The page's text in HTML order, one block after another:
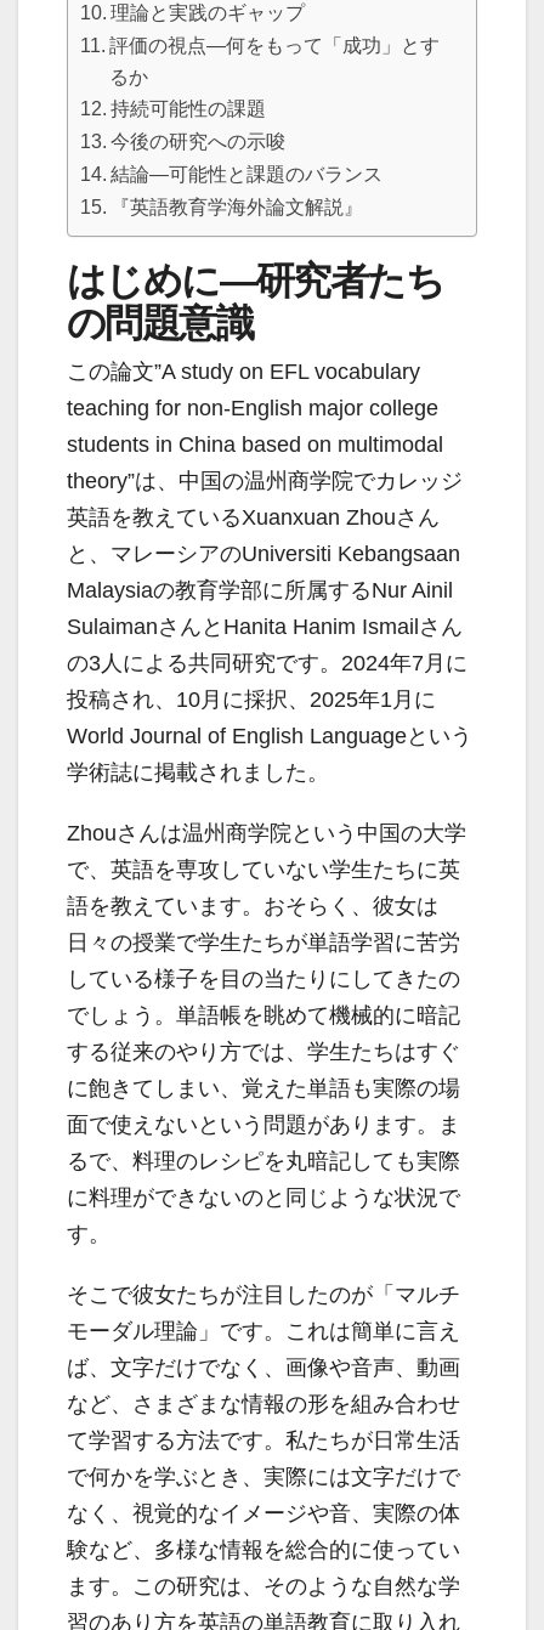
理論と実践のギャップ
評価の視点―何をもって「成功」とす
るか
持続可能性の課題
今後の研究への示唆
結論―可能性と課題のバランス
『英語教育学海外論文解説』
はじめに―研究者たち
の問題意識
この論文”A study on EFL vocabulary
teaching for non-English major college
students in China based on multimodal
theory”は、中国の温州商学院でカレッジ
英語を教えているXuanxuan Zhouさん
と、マレーシアのUniversiti Kebangsaan
Malaysiaの教育学部に所属するNur Ainil
SulaimanさんとHanita Hanim Ismailさん
の3人による共同研究です。2024年7月に
投稿され、10月に採択、2025年1月に
World Journal of English Languageという
学術誌に掲載されました。
Zhouさんは温州商学院という中国の大学
で、英語を専攻していない学生たちに英
語を教えています。おそらく、彼女は
日々の授業で学生たちが単語学習に苦労
している様子を目の当たりにしてきたの
でしょう。単語帳を眺めて機械的に暗記
する従来のやり方では、学生たちはすぐ
に飽きてしまい、覚えた単語も実際の場
面で使えないという問題があります。ま
るで、料理のレシピを丸暗記しても実際
に料理ができないのと同じような状況で
す。
そこで彼女たちが注目したのが「マルチ
モーダル理論」です。これは簡単に言え
ば、文字だけでなく、画像や音声、動画
など、さまざまな情報の形を組み合わせ
て学習する方法です。私たちが日常生活
で何かを学ぶとき、実際には文字だけで
なく、視覚的なイメージや音、実際の体
験など、多様な情報を総合的に使ってい
ます。この研究は、そのような自然な学
習のあり方を英語の単語教育に取り入れ